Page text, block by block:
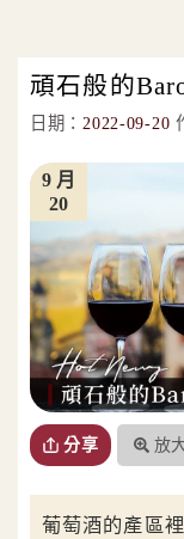
頑石般的
日期：2022-09-20
20
9 月
分享 放
葡萄酒的產區